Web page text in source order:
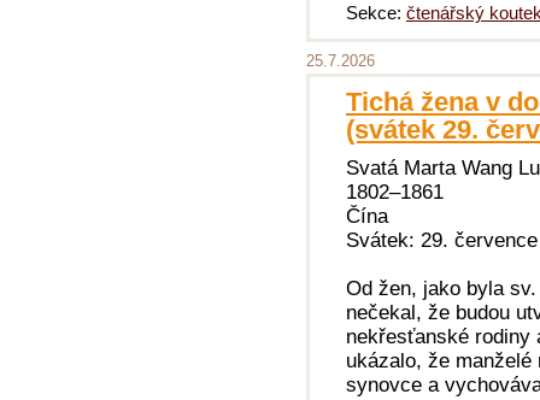
Sekce: čtenářský
25.7.2026
Tichá žena v
(svátek 29.
Svatá Marta Wang
1802–1861
Čína
Svátek: 29. července
Od žen, jako byla
nečekal, že budou
nekřesťanské rodiny
ukázalo, že
synovce a